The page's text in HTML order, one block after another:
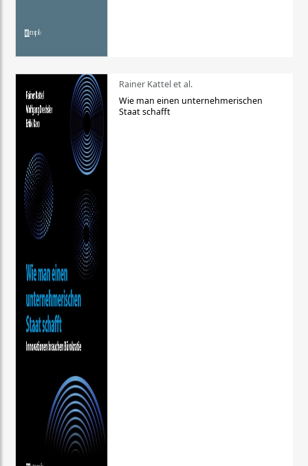
Rainer Kattel et al.
Wie man einen unternehmerischen
Staat schafft